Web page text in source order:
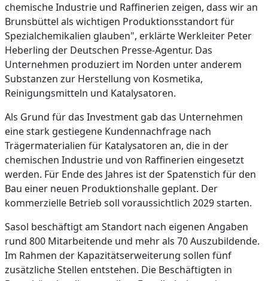
chemische Industrie und Raffinerien zeigen, dass wir an
Brunsbüttel als wichtigen Produktionsstandort für
Spezialchemikalien glauben", erklärte Werkleiter Peter
Heberling der Deutschen Presse-Agentur. Das
Unternehmen produziert im Norden unter anderem
Substanzen zur Herstellung von Kosmetika,
Reinigungsmitteln und Katalysatoren.
Als Grund für das Investment gab das Unternehmen
eine stark gestiegene Kundennachfrage nach
Trägermaterialien für Katalysatoren an, die in der
chemischen Industrie und von Raffinerien eingesetzt
werden. Für Ende des Jahres ist der Spatenstich für den
Bau einer neuen Produktionshalle geplant. Der
kommerzielle Betrieb soll voraussichtlich 2029 starten.
Sasol beschäftigt am Standort nach eigenen Angaben
rund 800 Mitarbeitende und mehr als 70 Auszubildende.
Im Rahmen der Kapazitätserweiterung sollen fünf
zusätzliche Stellen entstehen. Die Beschäftigten in